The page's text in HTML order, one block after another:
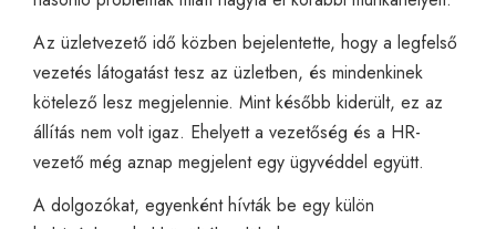
Az üzletvezető idő közben bejelentette, hogy a legfelső
vezetés látogatást tesz az üzletben, és mindenkinek
kötelező lesz megjelennie. Mint később kiderült, ez az
állítás nem volt igaz. Ehelyett a vezetőség és a HR-
vezető még aznap megjelent egy ügyvéddel együtt.
A dolgozókat, egyenként hívták be egy külön